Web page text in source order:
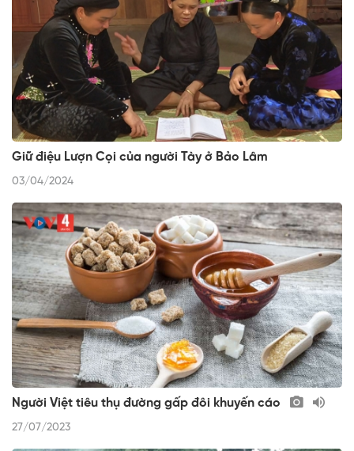
Giữ điệu Lượn Cọi của người Tày ở Bảo Lâm
03/04/2024
Người Việt tiêu thụ đường gấp đôi khuyến cáo
27/07/2023